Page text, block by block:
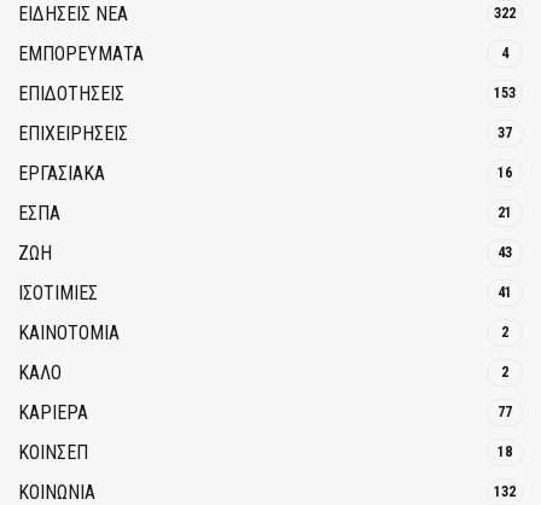
ΕΙΔΗΣΕΙΣ ΝΕΑ 322
ΕΜΠΟΡΕΥΜΑΤΑ 4
ΕΠΙΔΟΤΗΣΕΙΣ 153
ΕΠΙΧΕΙΡΗΣΕΙΣ 37
ΕΡΓΑΣΙΑΚΑ 16
ΕΣΠΑ 21
ΖΩΗ 43
ΙΣΟΤΙΜΙΕΣ 41
ΚΑΙΝΟΤΟΜΊΑ 2
ΚΑΛΟ 2
ΚΑΡΙΕΡΑ 77
ΚΟΙΝΣΕΠ 18
ΚΟΙΝΩΝΙΑ 132